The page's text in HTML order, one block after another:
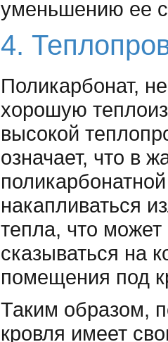
уменьшению ее
4.
Поликарбонат,
хорошую
высокой
означает, что в
накапливаться
тепла, что может
сказываться на
помещения под
Таким образом,
кровля имеет